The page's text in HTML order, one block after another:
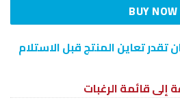
BUY NOW
تقدر تعاين المنتج قبل الاستلام
إلى قائمة الرغبات